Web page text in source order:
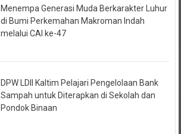
Menempa Generasi Muda Berkarakter Luhur
di Bumi Perkemahan Makroman Indah
melalui CAI ke-47
DPW LDII Kaltim Pelajari Pengelolaan Bank
Sampah untuk Diterapkan di Sekolah dan
Pondok Binaan